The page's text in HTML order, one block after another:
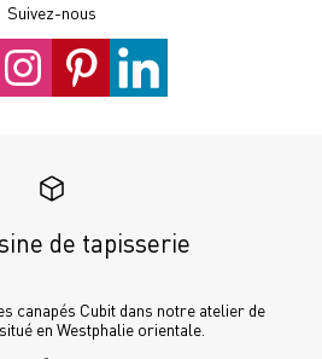
Suivez-nous
de tapisserie
canapés Cubit dans notre atelier de
en Westphalie orientale.